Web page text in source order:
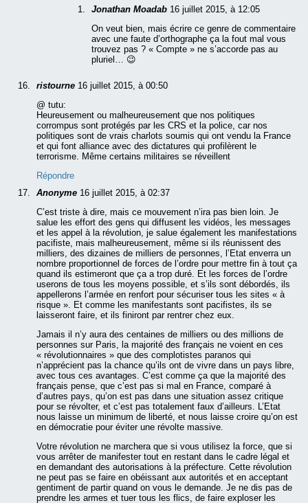
Jonathan Moadab 16 juillet 2015, à 12:05
On veut bien, mais écrire ce genre de commentaire
avec une faute d’orthographe ça la fout mal vous
trouvez pas ? « Compte » ne s’accorde pas au
pluriel… 😉
ristourne 16 juillet 2015, à 00:50
@ tutu:
Heureusement ou malheureusement que nos politiques
corrompus sont protégés par les CRS et la police, car nos
politiques sont de vrais charlots soumis qui ont vendu la France
et qui font alliance avec des dictatures qui profilèrent le
terrorisme. Même certains militaires se réveillent
Répondre
Anonyme 16 juillet 2015, à 02:37
C’est triste à dire, mais ce mouvement n’ira pas bien loin. Je
salue les effort des gens qui diffusent les vidéos, les messages
et les appel à la révolution, je salue également les manifestations
pacifiste, mais malheureusement, même si ils réunissent des
milliers, des dizaines de milliers de personnes, l’Etat enverra un
nombre proportionnel de forces de l’ordre pour mettre fin à tout ça
quand ils estimeront que ça a trop duré. Et les forces de l’ordre
userons de tous les moyens possible, et s’ils sont débordés, ils
appellerons l’armée en renfort pour sécuriser tous les sites « à
risque ». Et comme les manifestants sont pacifistes, ils se
laisseront faire, et ils finiront par rentrer chez eux.
Jamais il n’y aura des centaines de milliers ou des millions de
personnes sur Paris, la majorité des français ne voient en ces
« révolutionnaires » que des complotistes paranos qui
n’apprécient pas la chance qu’ils ont de vivre dans un pays libre,
avec tous ces avantages. C’est comme ça que la majorité des
français pense, que c’est pas si mal en France, comparé à
d’autres pays, qu’on est pas dans une situation assez critique
pour se révolter, et c’est pas totalement faux d’ailleurs. L’Etat
nous laisse un minimum de liberté, et nous laisse croire qu’on est
en démocratie pour éviter une révolte massive.
Votre révolution ne marchera que si vous utilisez la force, que si
vous arrêter de manifester tout en restant dans le cadre légal et
en demandant des autorisations à la préfecture. Cette révolution
ne peut pas se faire en obéissant aux autorités et en acceptant
gentiment de partir quand on vous le demande. Je ne dis pas de
prendre les armes et tuer tous les flics, de faire exploser les